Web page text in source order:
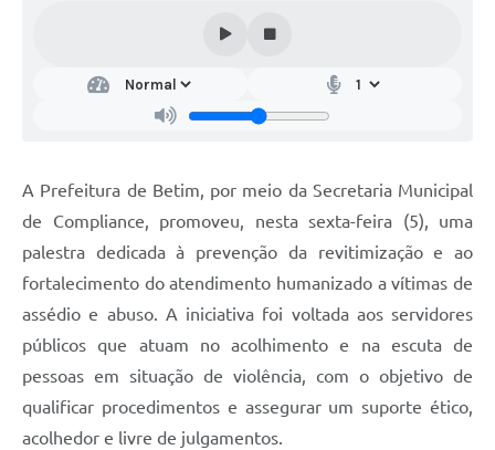
A Prefeitura de Betim, por meio da Secretaria Municipal
de Compliance, promoveu, nesta sexta-feira (5), uma
palestra dedicada à prevenção da revitimização e ao
fortalecimento do atendimento humanizado a vítimas de
assédio e abuso. A iniciativa foi voltada aos servidores
públicos que atuam no acolhimento e na escuta de
pessoas em situação de violência, com o objetivo de
qualificar procedimentos e assegurar um suporte ético,
acolhedor e livre de julgamentos.